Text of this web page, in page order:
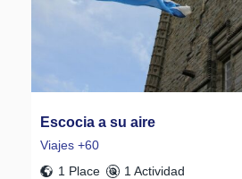
Escocia a su aire
Viajes +60
1 Place
1 Actividad